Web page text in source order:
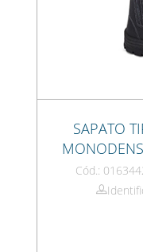
SAPATO
Cód.: